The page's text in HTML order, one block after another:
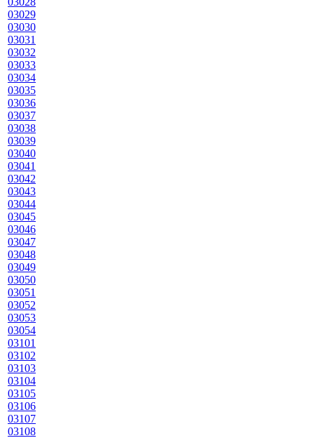
03029
03030
03031
03032
03033
03034
03035
03036
03037
03038
03039
03040
03041
03042
03043
03044
03045
03046
03047
03048
03049
03050
03051
03052
03053
03054
03101
03102
03103
03104
03105
03106
03107
03108